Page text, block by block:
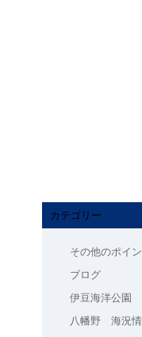
カテゴリー
その他のポイン
ブログ
伊豆海洋公園
八幡野 海況